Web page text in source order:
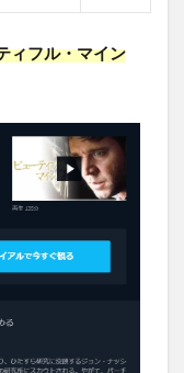
ィフル・マイン